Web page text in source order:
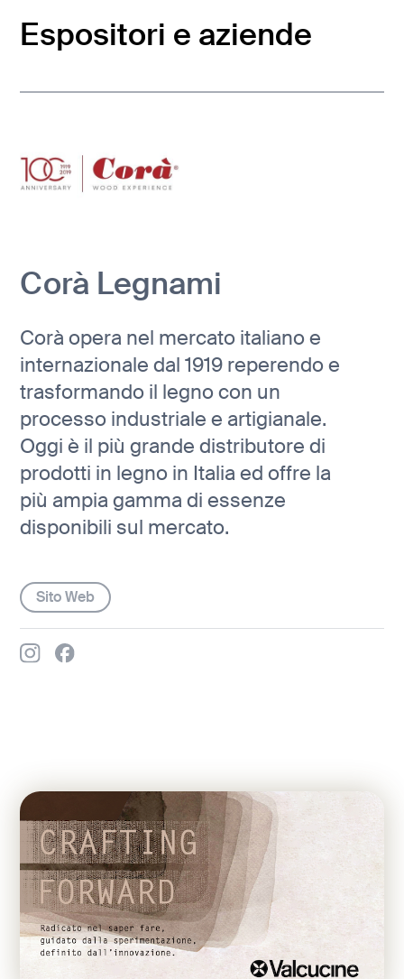
Espositori e aziende
Corà Legnami
Corà opera nel mercato italiano e
internazionale dal 1919 reperendo e
trasformando il legno con un
processo industriale e artigianale.
Oggi è il più grande distributore di
prodotti in legno in Italia ed offre la
più ampia gamma di essenze
disponibili sul mercato.
Sito Web